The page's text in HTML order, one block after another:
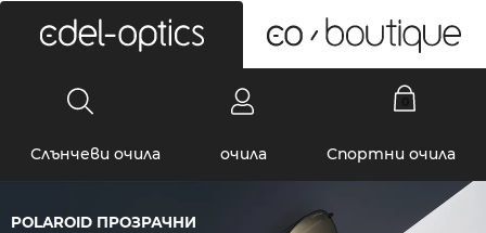
Слънчеви очила очила Спортни очила
POLAROID ПРОЗРАЧНИ